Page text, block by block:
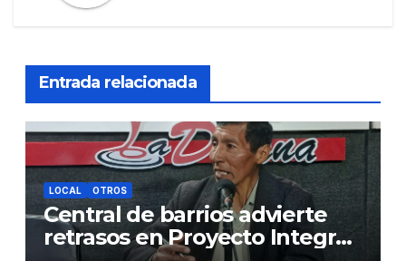
Entrada relacionada
LOCAL OTROS
Central de barrios advierte
retrasos en Proyecto Integral